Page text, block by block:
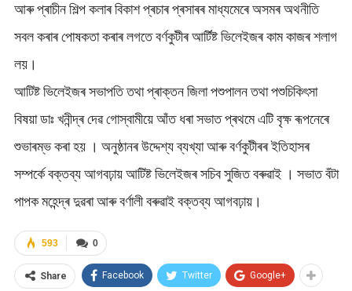
আৰু প্ৰাচীন শিল্প কলাৰ বিকাশ প্ৰচাৰ প্ৰসাৰৰ মাধ্যমেৰে অসমৰ অথনীতি
সবল কৰাৰ পোষকতা কৰাৰ লগতে বৰ্ণকুটীৰ আৰ্টিষ্ট ভিলেইজৰ কাম কাজৰ শলাগ
লয়।
আটিষ্ট ভিলেইজৰ সভাপতি তথা প্ৰাক্তন জিলা পশুপালন তথা পশুচিকিৎসা
বিষয়া ডাঃ খনীন্দ্ৰ দেৱ গোস্বামীয়ে আঁত ধৰা সভাত প্ৰথমে এটি বৃক্ষ ৰূপনেৰে
শুভাৰম্ভ কৰা হয় । অনুষ্ঠানৰ উদ্দেশ্য ব্যখ্যা আৰু বৰ্ণকুটীৰৰ ইতিহাসৰ
সম্পৰ্কে বক্তব্য আগবঢ়ায় আটিষ্ট ভিলেইজৰ সচিব সুজিত বৰুৱাই । সভাত বঁটা
পাপক মহেন্দ্ৰ দুৱৰা আৰু বৰ্ণালী বৰুৱাই বক্তব্য আগবঢ়ায়।
0
593
Share Facebook Twitter Google+